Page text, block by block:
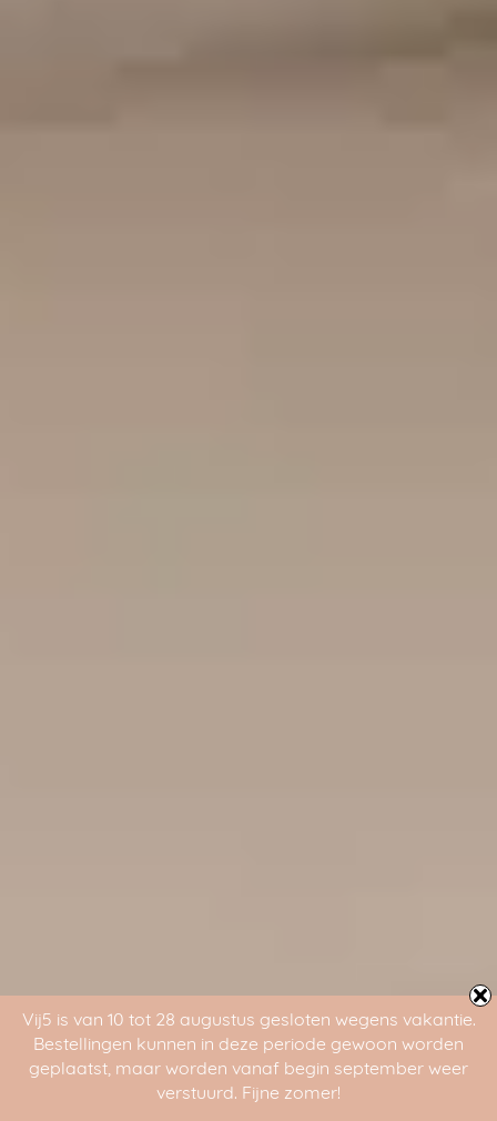
Vij5 is van 10 tot 28 augustus gesloten wegens vakantie.
Bestellingen kunnen in deze periode gewoon worden
geplaatst, maar worden vanaf begin september weer
verstuurd. Fijne zomer!